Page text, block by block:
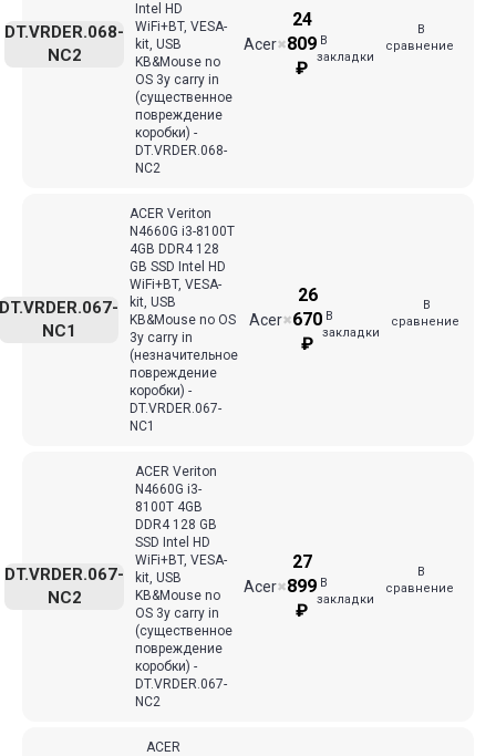
Intel HD
WiFi+BT, VESA-
kit, USB
KB&Mouse no
OS 3y carry in
(существенное
повреждение
коробки) -
DT.VRDER.068-
NC2
Acer
DT.VRDER.068-
NC2
✖
24
809
₽
В
закладки
В
сравнение
ACER Veriton
N4660G i3-8100T
4GB DDR4 128
GB SSD Intel HD
WiFi+BT, VESA-
kit, USB
KB&Mouse no OS
3y carry in
(незначительное
повреждение
коробки) -
DT.VRDER.067-
NC1
Acer
DT.VRDER.067-
NC1
✖
26
670
₽
В
закладки
В
сравнение
ACER Veriton
N4660G i3-
8100T 4GB
DDR4 128 GB
SSD Intel HD
WiFi+BT, VESA-
kit, USB
KB&Mouse no
OS 3y carry in
(существенное
повреждение
коробки) -
DT.VRDER.067-
NC2
Acer
DT.VRDER.067-
NC2
✖
27
899
₽
В
закладки
В
сравнение
ACER